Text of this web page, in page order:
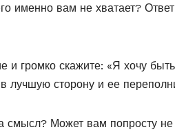
именно вам не хватает?
и громко скажите: «Я хочу
лучшую сторону и ее
смысл? Может вам попросту